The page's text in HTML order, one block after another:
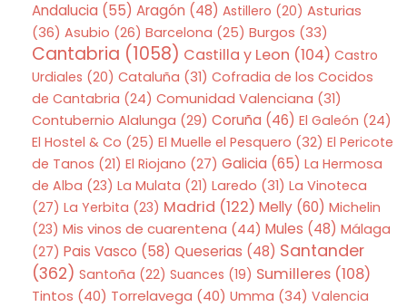
Andalucia (55) Aragón (48) Astillero (20) Asturias
(36) Asubio (26) Barcelona (25) Burgos (33)
Cantabria (1058) Castilla y Leon (104) Castro
Urdiales (20) Cataluña (31) Cofradia de los Cocidos
de Cantabria (24) Comunidad Valenciana (31)
Contubernio Alalunga (29) Coruña (46) El Galeón (24)
El Hostel & Co (25) El Muelle el Pesquero (32) El Pericote
de Tanos (21) El Riojano (27) Galicia (65) La Hermosa
de Alba (23) La Mulata (21) Laredo (31) La Vinoteca
(27) La Yerbita (23) Madrid (122) Melly(60) Michelin
(23) Mis vinos de cuarentena (44) Mules (48) Málaga
(27) Pais Vasco (58) Queserias (48) Santander
(362) Santoña (22) Suances (19) Sumilleres(108)
Tintos (40) Torrelavega (40) Umma (34) Valencia